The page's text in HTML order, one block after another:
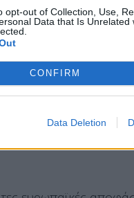
opt-out of Collection, Use,
Data that Is
CONFIRM
Data Deletion
θεωρεί βασικής
αυτονομία», με
ΑΕΠ μας στην άμυνα»